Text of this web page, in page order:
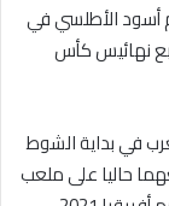
أسود الأطلسي في
نهائيس كأس
في بداية الشوط
حاليا على ملعب